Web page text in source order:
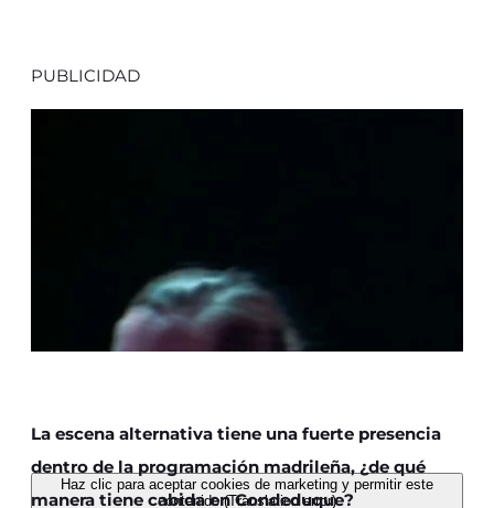
PUBLICIDAD
Haz clic para aceptar cookies de marketing y permitir este
contenido (Translation error)
La escena alternativa tiene una fuerte presencia
dentro de la programación madrileña, ¿de qué
manera tiene cabida en Condeduque?